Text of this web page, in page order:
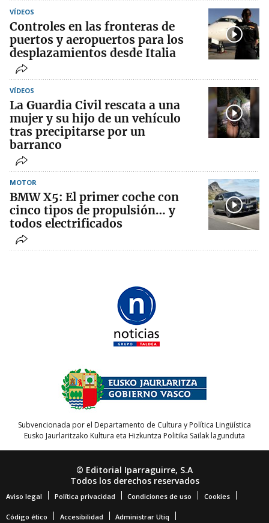
VÍDEOS
Controles en las fronteras de
puertos y aeropuertos para los
desplazamientos desde Italia
VÍDEOS
La Guardia Civil rescata a una
mujer y su hijo de un vehículo
tras precipitarse por un
barranco
MOTOR
BMW X5: El primer coche con
cinco tipos de propulsión… y
todos electrificados
Subvencionada por el Departamento de Cultura y Política Lingüística
Eusko Jaurlaritzako Kultura eta Hizkuntza Politika Sailak lagunduta
© Editorial Iparraguirre, S.A
Todos los derechos reservados
Aviso legal Política privacidad Condiciones de uso Cookies
Código ético Accesibilidad Administrar Utiq